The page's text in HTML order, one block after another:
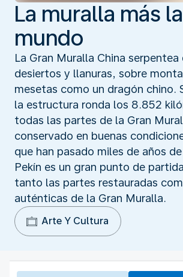
La muralla más
mundo
La Gran Muralla China serpentea
desiertos y llanuras, sobre
mesetas como un dragón chino.
la estructura ronda los 8.852
todas las partes de la Gran
conservado en buenas
que han pasado miles de años
Pekín es un gran punto de
tanto las partes restauradas
auténticas de la Gran Muralla.
Arte Y Cultura